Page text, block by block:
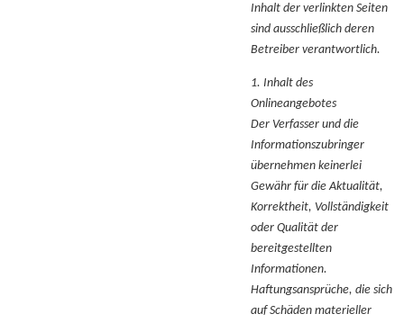
Inhalt der verlinkten Seiten
sind ausschließlich deren
Betreiber verantwortlich.
1. Inhalt des
Onlineangebotes
Der Verfasser und die
Informationszubringer
übernehmen keinerlei
Gewähr für die Aktualität,
Korrektheit, Vollständigkeit
oder Qualität der
bereitgestellten
Informationen.
Haftungsansprüche, die sich
auf Schäden materieller